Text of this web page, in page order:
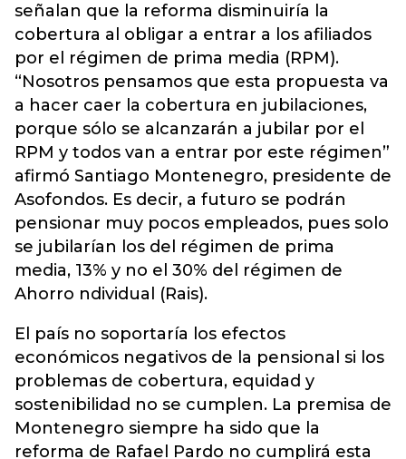
señalan que la reforma disminuiría la
cobertura al obligar a entrar a los afiliados
por el régimen de prima media (RPM).
“Nosotros pensamos que esta propuesta va
a hacer caer la cobertura en jubilaciones,
porque sólo se alcanzarán a jubilar por el
RPM y todos van a entrar por este régimen”
afirmó Santiago Montenegro, presidente de
Asofondos. Es decir, a futuro se podrán
pensionar muy pocos empleados, pues solo
se jubilarían los del régimen de prima
media, 13% y no el 30% del régimen de
Ahorro ndividual (Rais).
El país no soportaría los efectos
económicos negativos de la pensional si los
problemas de cobertura, equidad y
sostenibilidad no se cumplen. La premisa de
Montenegro siempre ha sido que la
reforma de Rafael Pardo no cumplirá esta